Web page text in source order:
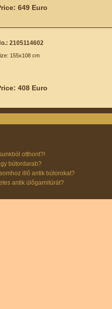
649 Euro
2105114602
155x108 cm
408 Euro
otthont?!
bútordarab?
illő antik bútorokat?
antik ülőgarnitúrát?